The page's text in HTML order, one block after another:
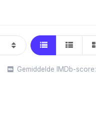
Gemiddelde IMDb-score: